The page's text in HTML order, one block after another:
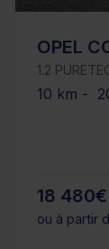
OPEL
1.2
10 km -
18 480€
ou à partir